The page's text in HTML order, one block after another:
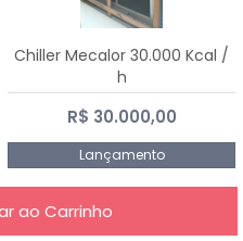
Chiller Mecalor 30.000 Kcal /
h
R$ 30.000,00
Lançamento
ao Carrinho